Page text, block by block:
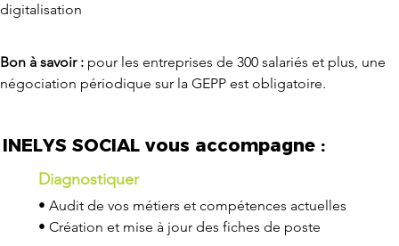
digitalisation
INELYS SOCIAL vous accompagne :
Diagnostiquer
• Audit de vos métiers et compétences actuelles
• Création et mise à jour des fiches de poste
Bon à savoir : pour les entreprises de 300 salariés et plus, une
négociation périodique sur la GEPP est obligatoire.